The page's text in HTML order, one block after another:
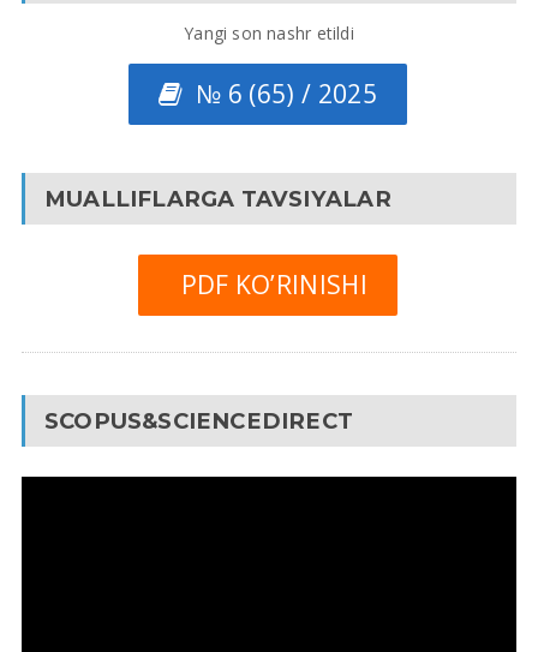
Yangi son nashr etildi
№ 6 (65) / 2025
MUALLIFLARGA TAVSIYALAR
PDF KO’RINISHI
SCOPUS&SCIENCEDIRECT